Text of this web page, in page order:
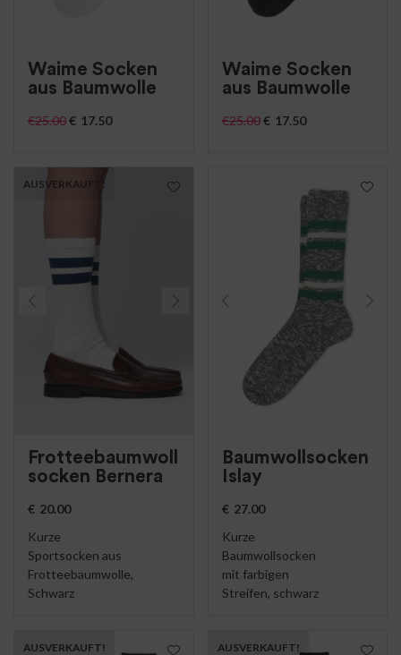
Waime Socken
aus Baumwolle
€25.00€ 17.50
Waime Socken
aus Baumwolle
€25.00 € 17.50
Frotteebaumwoll
socken Bernera
€ 20.00
Kurze
Sportsocken aus
Frotteebaumwolle,
Schwarz
AUSVERKAUFT!
Baumwollsocken
Islay
€ 27.00
Kurze
Baumwollsocken
mit farbigen
Streifen, schwarz
AUSVERKAUFT! AUSVERKAUFT!